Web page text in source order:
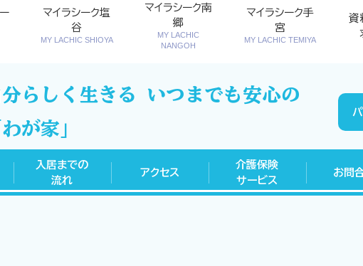
マイラシーク塩
谷
MY LACHIC SHIOYA
マイラシーク南
郷
MY LACHIC
NANGOH
マイラシーク手
宮
MY LACHIC TEMIYA
資
分らしく生きる いつまでも安心の
わが家」
入居までの
流れ
アクセス
介護保険
サービス
お問